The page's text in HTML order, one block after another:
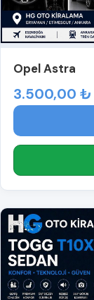
Opel Astra
3.500,00 ₺